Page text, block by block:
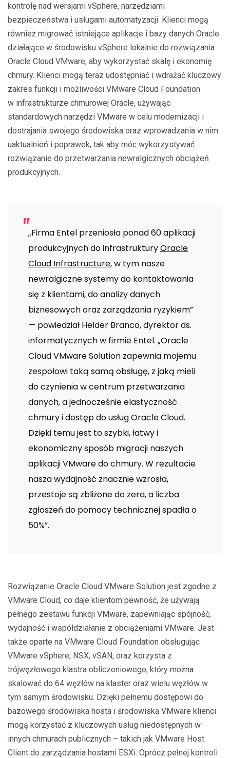
kontrolę nad wersjami vSphere, narzędziami
bezpieczeństwa i usługami automatyzacji. Klienci mogą
również migrować istniejące aplikacje i bazy danych Oracle
działające w środowisku vSphere lokalnie do rozwiązania
Oracle Cloud VMware, aby wykorzystać skalę i ekonomię
chmury. Klienci mogą teraz udostępniać i wdrażać kluczowy
zakres funkcji i możliwości VMware Cloud Foundation
w infrastrukturze chmurowej Oracle, używając
standardowych narzędzi VMware w celu modernizacji i
dostrajania swojego środowiska oraz wprowadzania w nim
uaktualnień i poprawek, tak aby móc wykorzystywać
rozwiązanie do przetwarzania newralgicznych obciążeń
produkcyjnych.
„Firma Entel przeniosła ponad 60 aplikacji
produkcyjnych do infrastrukturyOracle
Cloud Infrastructure, w tym nasze
newralgiczne systemy do kontaktowania
się z klientami, do analizy danych
biznesowych oraz zarządzania ryzykiem”
— powiedział Helder Branco, dyrektor ds.
informatycznych w firmie Entel. „Oracle
Cloud VMware Solution zapewnia mojemu
zespołowi taką samą obsługę, z jaką mieli
do czynienia w centrum przetwarzania
danych, a jednocześnie elastyczność
chmury i dostęp do usług Oracle Cloud.
Dzięki temu jest to szybki, łatwy i
ekonomiczny sposób migracji naszych
aplikacji VMware do chmury. W rezultacie
nasza wydajność znacznie wzrosła,
przestoje są zbliżone do zera, a liczba
zgłoszeń do pomocy technicznej spadła o
50%”.
Rozwiązanie Oracle Cloud VMware Solution jest zgodne z
VMware Cloud, co daje klientom pewność, że używają
pełnego zestawu funkcji VMware, zapewniając spójność,
wydajność i współdziałanie z obciążeniami VMware. Jest
także oparte na VMware Cloud Foundation obsługując
VMware vSphere, NSX, vSAN, oraz korzysta z
trójwęzłowego klastra obliczeniowego, który można
skalować do 64 węzłów na klaster oraz wielu węzłów w
tym samym środowisku. Dzięki pełnemu dostępowi do
bazowego środowiska hosta i środowiska VMware klienci
mogą korzystać z kluczowych usług niedostępnych w
innych chmurach publicznych – takich jak VMware Host
Client do zarządzania hostami ESXi. Oprócz pełnej kontroli